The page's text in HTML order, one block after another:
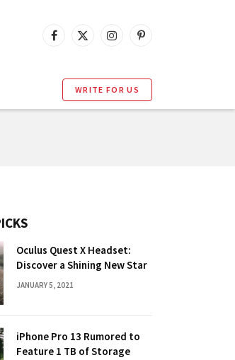
Facebook
X
InstagramPinterest
WRITE FOR US
Oculus Quest X Headset:
Discover a Shining New Star
JANUARY 5, 2021
iPhone Pro 13 Rumored to
Feature 1 TB of Storage